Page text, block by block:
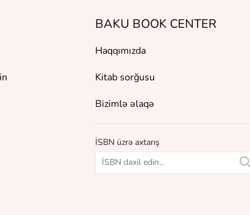
BAKU BOOK CENTER
Haqqımızda
Kitab sorğusu
Bizimlə əlaqə
İSBN üzrə axtarış